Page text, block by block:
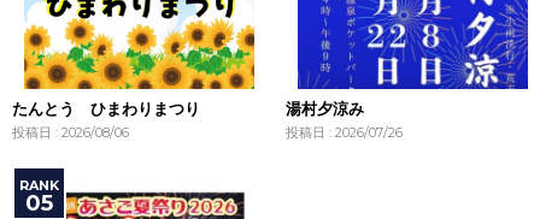
たんとう ひまわりまつり
投稿日 : 2026/08/06
湯村夕涼み
投稿日 : 2026/07/26